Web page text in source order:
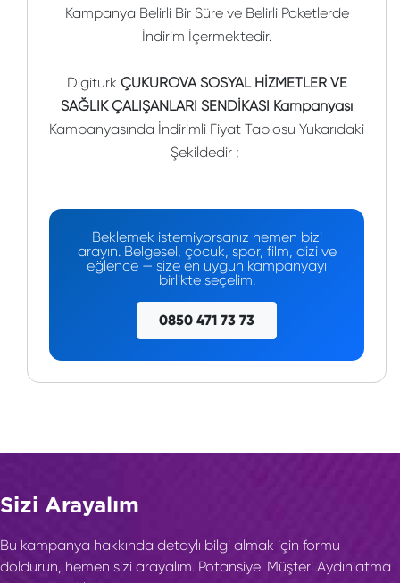
Kampanya Belirli Bir Süre ve Belirli Paketlerde
İndirim İçermektedir.
Digiturk ÇUKUROVA SOSYAL HİZMETLER VE
SAĞLIK ÇALIŞANLARI SENDİKASI Kampanyası
Kampanyasında İndirimli Fiyat Tablosu Yukarıdaki
Şekildedir ;
Beklemek istemiyorsanız hemen bizi
arayın. Belgesel, çocuk, spor, film, dizi ve
eğlence — size en uygun kampanyayı
birlikte seçelim.
0850 471 73 73
Sizi Arayalım
Bu kampanya hakkında detaylı bilgi almak için formu
doldurun, hemen sizi arayalım. Potansiyel Müşteri Aydınlatma